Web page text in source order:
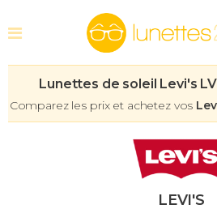
Lunettes de soleil Levi's
Comparez les prix et achetez vos
LEVI'S